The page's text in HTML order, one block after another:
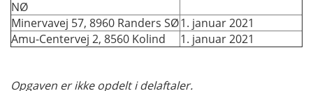
NØ
Minervavej 57, 8960 Randers SØ1. januar 2021
Amu-Centervej 2, 8560 Kolind
1. januar 2021
Opgaven er ikke opdelt i delaftaler.